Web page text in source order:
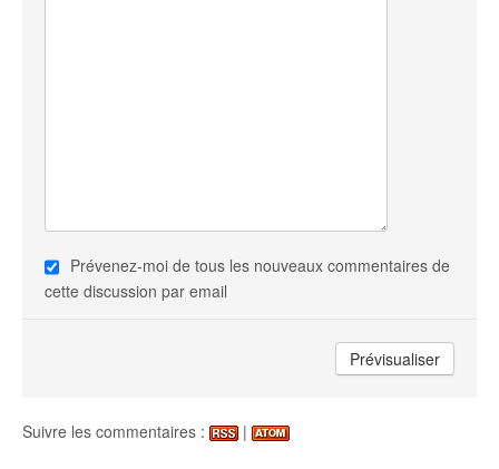
Prévenez-moi de tous les nouveaux commentaires de
cette discussion par email
Suivre les commentaires : |